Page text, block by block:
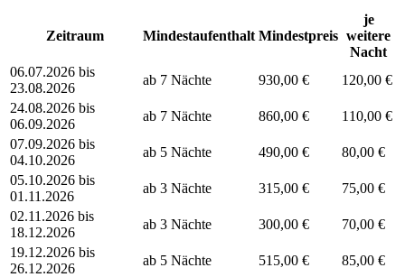
Zeitraum Mindestaufenthalt Mindestpreis
je
weitere
Nacht
06.07.2026 bis
23.08.2026
ab 7 Nächte 930,00 €
120,00 €
24.08.2026 bis
06.09.2026
ab 7 Nächte 860,00 €
110,00 €
07.09.2026 bis
04.10.2026
ab 5 Nächte 490,00 €
80,00 €
05.10.2026 bis
01.11.2026
ab 3 Nächte 315,00 €
75,00 €
02.11.2026 bis
18.12.2026
ab 3 Nächte 300,00 €
70,00 €
19.12.2026 bis
26.12.2026
ab 5 Nächte 515,00 € 85,00 €